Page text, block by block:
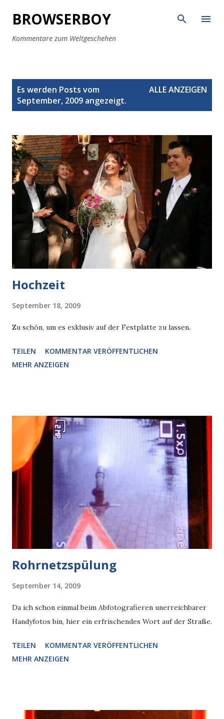
Direkt zum Hauptbereich
BROWSERBOY
Kommentare zum Weltgeschehen
Es werden Posts vom
September, 2009 angezeigt.
ALLE ANZEIGEN
Hochzeit
September 18, 2009
Zu schön, um es exklusiv auf der Festplatte zu lassen.
TEILEN
KOMMENTAR VERÖFFENTLICHEN
MEHR ANZEIGEN
Rohrnetzspülung
September 14, 2009
Da ich schon einmal beim Abfotografieren unerreichbarer
Handyfotos bin, hier ein erfrischendes Wort auf der Straße.
TEILEN
KOMMENTAR VERÖFFENTLICHEN
MEHR ANZEIGEN